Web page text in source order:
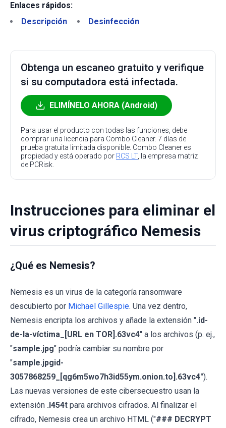
Enlaces rápidos:
Descripción
Desinfección
Obtenga un escaneo gratuito y verifique
si su computadora está infectada.
ELIMÍNELO AHORA (Android)
Para usar el producto con todas las funciones, debe
comprar una licencia para Combo Cleaner. 7 días de
prueba gratuita limitada disponible. Combo Cleaner es
propiedad y está operado por RCS LT, la empresa matriz
de PCRisk.
Instrucciones para eliminar el
virus criptográfico Nemesis
¿Qué es Nemesis?
Nemesis es un virus de la categoría ransomware
descubierto por Michael Gillespie. Una vez dentro,
Nemesis encripta los archivos y añade la extensión ".id-
de-la-víctima_[URL en TOR].63vc4" a los archivos (p. ej.,
"sample.jpg" podría cambiar su nombre por
"sample.jpgid-
3057868259_[qg6m5wo7h3id55ym.onion.to].63vc4").
Las nuevas versiones de este cibersecuestro usan la
extensión .l454t para archivos cifrados. Al finalizar el
cifrado, Nemesis crea un archivo HTML ("### DECRYPT